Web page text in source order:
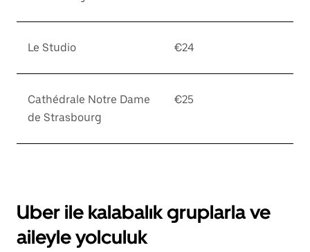
Le Studio €24
Cathédrale Notre Dame
de Strasbourg
€25
Uber ile kalabalık gruplarla ve
aileyle yolculuk